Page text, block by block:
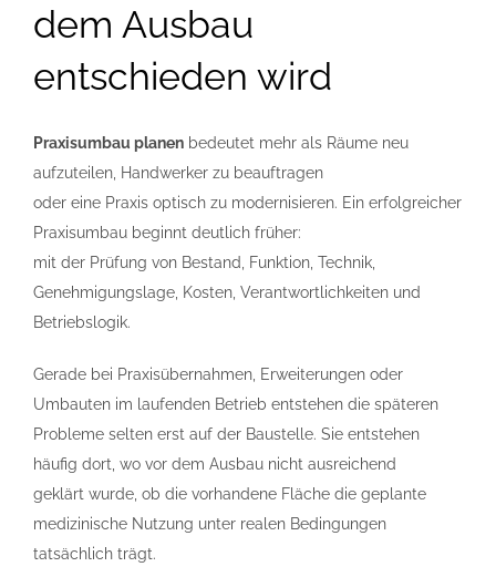
dem Ausbau
entschieden wird
Praxisumbau planenbedeutet mehr als Räume neu
aufzuteilen, Handwerker zu beauftragen
oder eine Praxis optisch zu modernisieren. Ein erfolgreicher
Praxisumbau beginnt deutlich früher:
mit der Prüfung von Bestand, Funktion, Technik,
Genehmigungslage, Kosten, Verantwortlichkeiten und
Betriebslogik.
Gerade bei Praxisübernahmen, Erweiterungen oder
Umbauten im laufenden Betrieb entstehen die späteren
Probleme selten erst auf der Baustelle. Sie entstehen
häufig dort, wo vor dem Ausbau nicht ausreichend
geklärt wurde, ob die vorhandene Fläche die geplante
medizinische Nutzung unter realen Bedingungen
tatsächlich trägt.